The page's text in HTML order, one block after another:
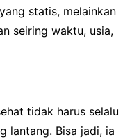
statis, melainkan
seiring waktu, usia,
tidak harus selalu
lantang. Bisa jadi, ia